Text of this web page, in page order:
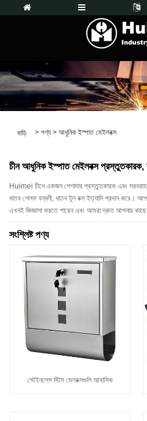
বাড়ি > পণ্য > আধুনিক ইস্পাত মেইলবক্স
চীন আধুনিক ইস্পাত মেইলবক্স প্রস্তুতকারক,
Huimei চীনে একজন পেশাদার প্রস্তুতকারক এবং
ধাতব শেলফ বন্ধনী, ধাতব টুল বক্স ইত্যাদি প্রদান করে।
এখনই জিজ্ঞাসা করতে পারেন এবং আমরা দ্রুত আপনার
সংশ্লিষ্ট পণ্য
স্টেইনলেস স্টিল মেলবক্সগুলি আবাসিক